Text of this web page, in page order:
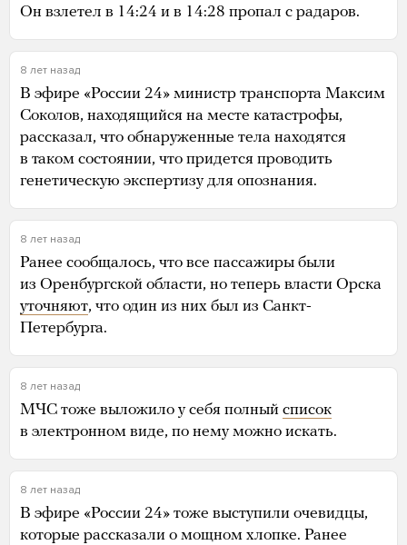
Он взлетел в 14:24 и в 14:28 пропал с радаров.
8 лет назад
В эфире «России 24» министр транспорта Максим
Соколов, находящийся на месте катастрофы,
рассказал, что обнаруженные тела находятся
в таком состоянии, что придется проводить
генетическую экспертизу для опознания.
8 лет назад
Ранее сообщалось, что все пассажиры были
из Оренбургской области, но теперь власти Орска
уточняют, что один из них был из Санкт-
Петербурга.
8 лет назад
МЧС тоже выложило у себя полный список
в электронном виде, по нему можно искать.
8 лет назад
В эфире «России 24» тоже выступили очевидцы,
которые рассказали о мощном хлопке. Ранее